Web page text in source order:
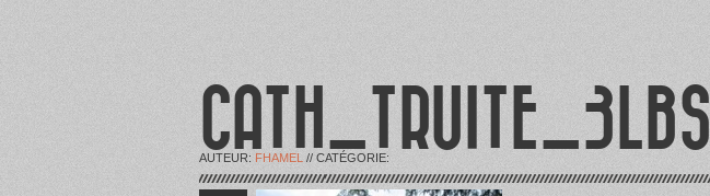
CATH_TRUITE_3LBS
AUTEUR: FHAMEL // CATÉGORIE: